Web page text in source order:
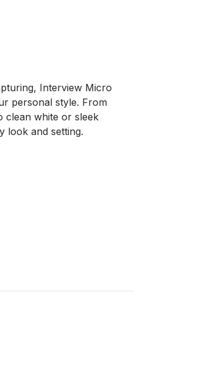
Interview Micro
personal style. From
clean white or sleek
look and setting.